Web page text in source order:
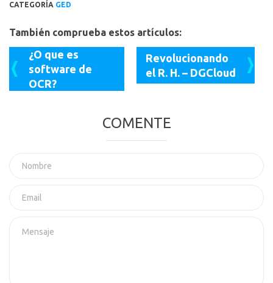
CATEGORÍA GED
También comprueba estos artículos:
¿O que es
software de
OCR?
Revolucionando
el R. H. – DGCloud
COMENTE